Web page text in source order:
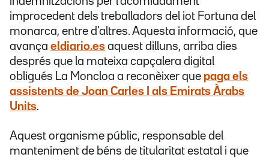
improcedent dels treballadors del iot Fortuna del
monarca, entre d'altres. Aquesta informació, que
avança eldiario.es aquest dilluns, arriba dies
després que la mateixa capçalera digital
obligués La Moncloa a reconèixer que paga els
assistents de Joan Carles I als Emirats Àrabs
Units.
Aquest organisme públic, responsable del
manteniment de béns de titularitat estatal i que